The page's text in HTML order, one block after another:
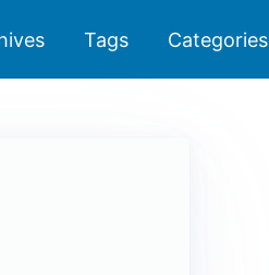
Tags Categories